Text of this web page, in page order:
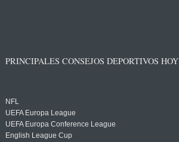
PRINCIPALES CONSEJOS DEPORTIVOS HOY
NFL
UEFA Europa League
UEFA Europa Conference League
English League Cup